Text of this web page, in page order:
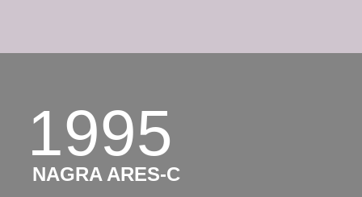
1995
NAGRA ARES-C